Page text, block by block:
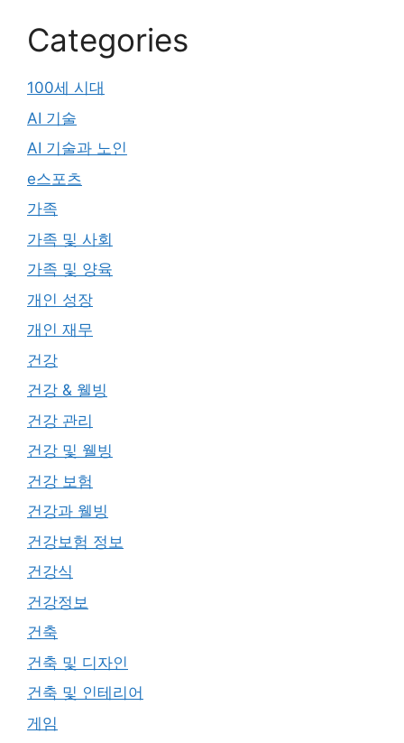
Categories
100세 시대
AI 기술
AI 기술과 노인
e스포츠
가족
가족 및 사회
가족 및 양육
개인 성장
개인 재무
건강
건강 & 웰빙
건강 관리
건강 및 웰빙
건강 보험
건강과 웰빙
건강보험 정보
건강식
건강정보
건축
건축 및 디자인
건축 및 인테리어
게임